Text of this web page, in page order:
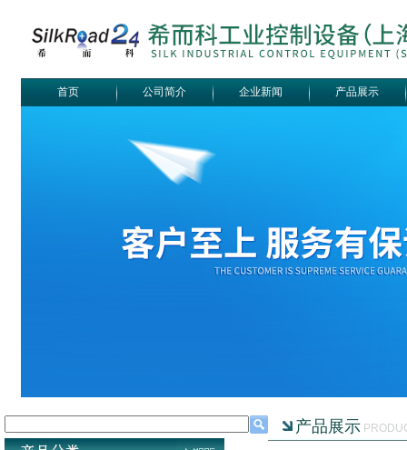
首页 公司简介 企业新闻 产品展示
产品展示